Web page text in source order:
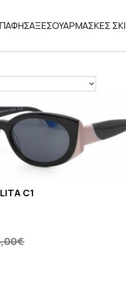
ΑΞΕΣΟΥΑΡΜΑΣΚΕΣ ΣΚΙ
C1